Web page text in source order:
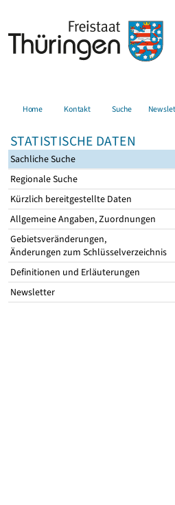
Home Kontakt Suche
STATISTISCHE DATEN
Sachliche Suche
Regionale Suche
Kürzlich bereitgestellte Daten
Allgemeine Angaben, Zuordnungen
Gebietsveränderungen,
Änderungen zum Schlüsselverzeichnis
Definitionen und Erläuterungen
Newsletter